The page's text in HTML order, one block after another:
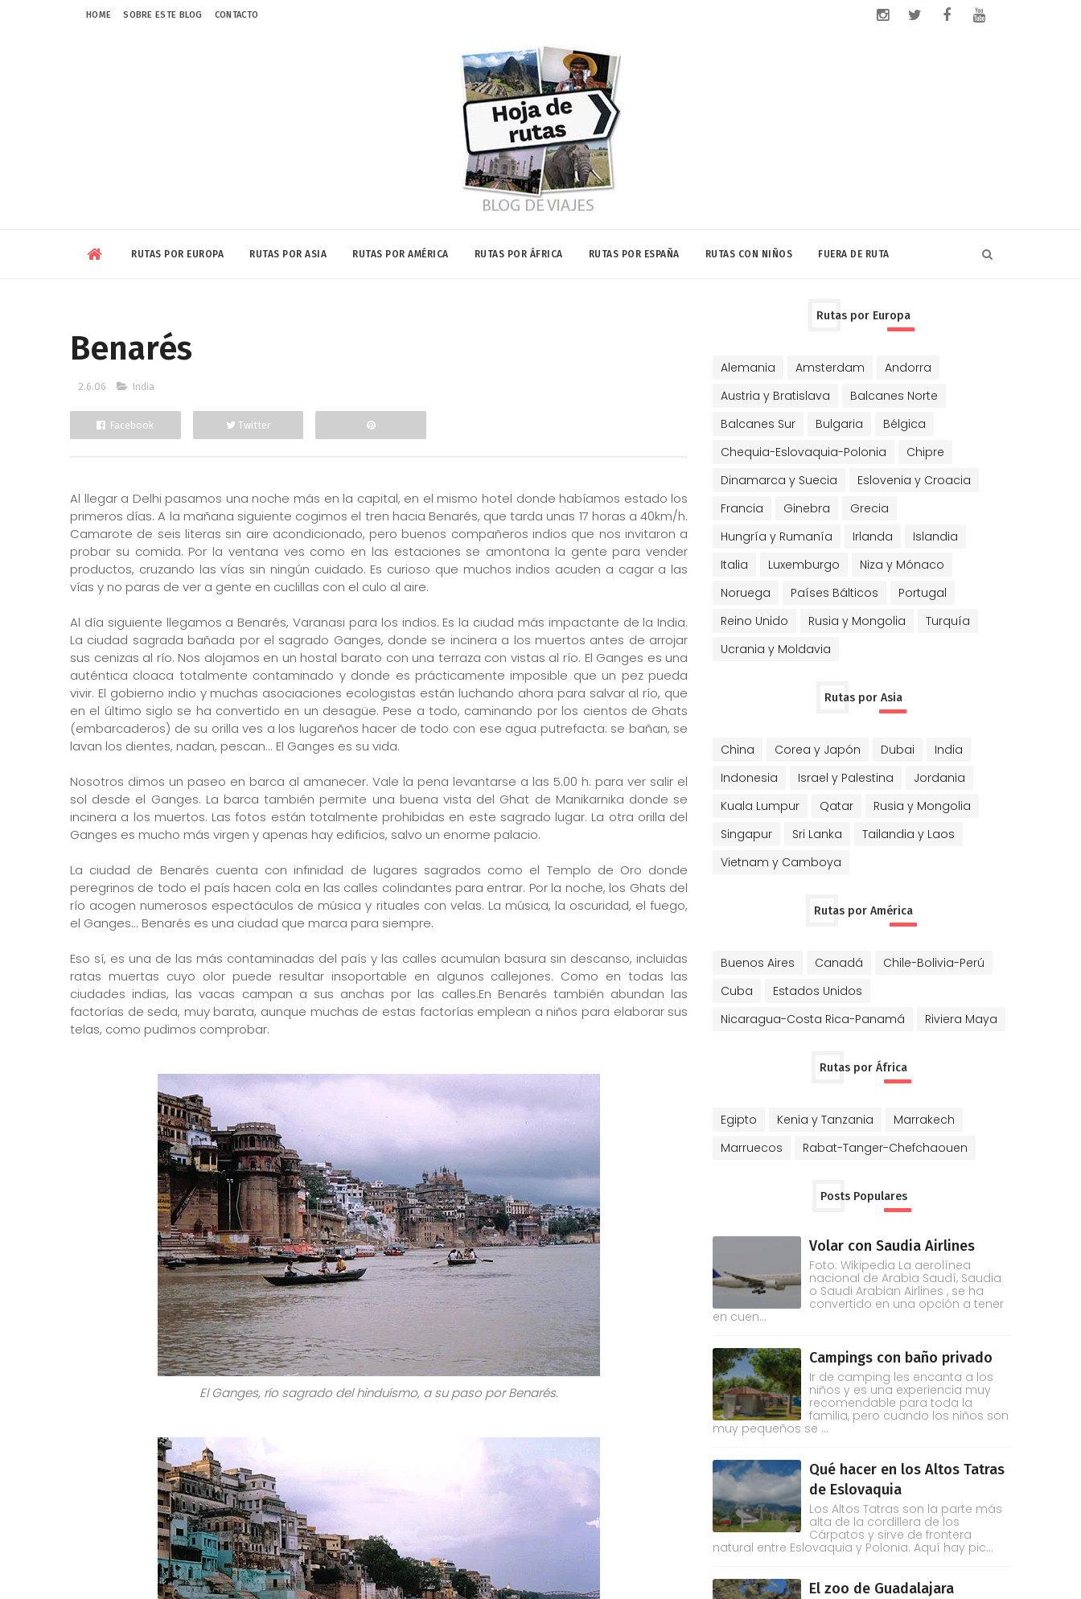
HOME SOBRE ESTE BLOG CONTACTO
RUTAS POR EUROPA RUTAS POR ASIA RUTAS POR AMÉRICA RUTAS POR ÁFRICA RUTAS POR ESPAÑA RUTAS CON NIÑOS FUERA DE RUTA
Benarés
2.6.06 India
Facebook Twitter
Al llegar a Delhi pasamos una noche más en la capital, en el mismo hotel donde habíamos estado los
primeros días. A la mañana siguiente cogimos el tren hacia Benarés, que tarda unas 17 horas a 40km/h.
Camarote de seis literas sin aire acondicionado, pero buenos compañeros indios que nos invitaron a
probar su comida. Por la ventana ves como en las estaciones se amontona la gente para vender
productos, cruzando las vías sin ningún cuidado. Es curioso que muchos indios acuden a cagar a las
vías y no paras de ver a gente en cuclillas con el culo al aire.
Al día siguiente llegamos a Benarés, Varanasi para los indios. Es la ciudad más impactante de la India.
La ciudad sagrada bañada por el sagrado Ganges, donde se incinera a los muertos antes de arrojar
sus cenizas al río. Nos alojamos en un hostal barato con una terraza con vistas al río. El Ganges es una
auténtica cloaca totalmente contaminado y donde es prácticamente imposible que un pez pueda
vivir. El gobierno indio y muchas asociaciones ecologistas están luchando ahora para salvar al río, que
en el último siglo se ha convertido en un desagüe. Pese a todo, caminando por los cientos de Ghats
(embarcaderos) de su orilla ves a los lugareños hacer de todo con ese agua putrefacta: se bañan, se
lavan los dientes, nadan, pescan... El Ganges es su vida.
Nosotros dimos un paseo en barca al amanecer. Vale la pena levantarse a las 5.00 h. para ver salir el
sol desde el Ganges. La barca también permite una buena vista del Ghat de Manikarnika donde se
incinera a los muertos. Las fotos están totalmente prohibidas en este sagrado lugar. La otra orilla del
Ganges es mucho más virgen y apenas hay edificios, salvo un enorme palacio.
La ciudad de Benarés cuenta con infinidad de lugares sagrados como el Templo de Oro donde
peregrinos de todo el país hacen cola en las calles colindantes para entrar. Por la noche, los Ghats del
río acogen numerosos espectáculos de música y rituales con velas. La música, la oscuridad, el fuego,
el Ganges... Benarés es una ciudad que marca para siempre.
Eso sí, es una de las más contaminadas del país y las calles acumulan basura sin descanso, incluidas
ratas muertas cuyo olor puede resultar insoportable en algunos callejones. Como en todas las
ciudades indias, las vacas campan a sus anchas por las calles.En Benarés también abundan las
factorías de seda, muy barata, aunque muchas de estas factorías emplean a niños para elaborar sus
telas, como pudimos comprobar.
El Ganges, río sagrado del hinduísmo, a su paso por Benarés.
Rutas por Europa
Alemania Amsterdam
Andorra
Austria y Bratislava
Balcanes Norte
Balcanes Sur
Bulgaria
Bélgica
Chequia-Eslovaquia-Polonia
Chipre
Dinamarca y Suecia
Eslovenia y Croacia
Francia
Ginebra
Grecia
Hungría y Rumanía
Irlanda
Islandia
Italia
Luxemburgo
Niza y Mónaco
Noruega
Países Bálticos
Portugal
Reino Unido
Rusia y Mongolia
Turquía
Ucrania y Moldavia
Rutas por Asia
China Corea y Japón Dubai
India
Indonesia
Israel y Palestina
Jordania
Kuala Lumpur
Qatar
Rusia y Mongolia
Singapur
Sri Lanka
Tailandia y Laos
Vietnam y Camboya
Rutas por América
Buenos Aires Canadá
Chile-Bolivia-Perú
Cuba
Estados Unidos
Nicaragua-Costa Rica-Panamá
Riviera Maya
Rutas por África
Egipto Kenia y Tanzania
Marrakech
Marruecos
Rabat-Tanger-Chefchaouen
Posts Populares
Volar con Saudia Airlines
Foto: Wikipedia La aerolínea
nacional de Arabia Saudí, Saudia
o Saudi Arabian Airlines , se ha
convertido en una opción a tener
en cuen...
Campings con baño privado
Ir de camping les encanta a los
niños y es una experiencia muy
recomendable para toda la
familia, pero cuando los niños son
muy pequeños se ...
Qué hacer en los Altos Tatras
de Eslovaquia
Los Altos Tatras son la parte más
alta de la cordillera de los
Cárpatos y sirve de frontera
natural entre Eslovaquia y Polonia. Aquí hay pic...
El zoo de Guadalajara